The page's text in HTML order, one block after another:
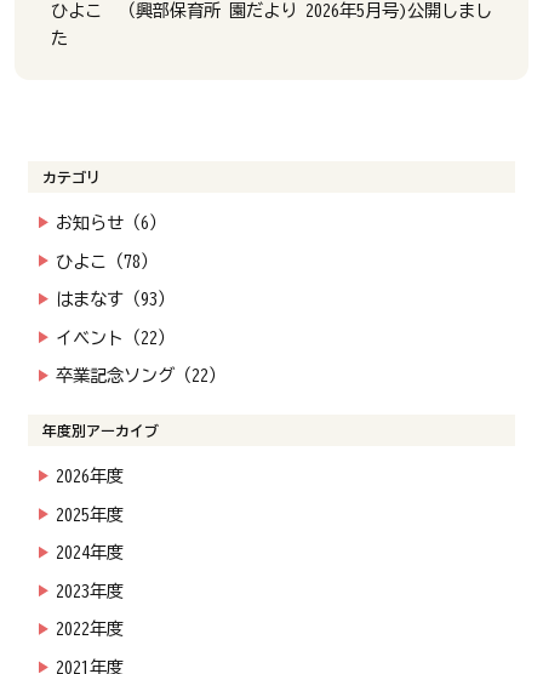
ひよこ （興部保育所 園だより 2026年5月号)公開しまし
た
カテゴリ
お知らせ（6）
ひよこ（78）
はまなす（93）
イベント（22）
卒業記念ソング（22）
年度別アーカイブ
2026年度
2025年度
2024年度
2023年度
2022年度
2021年度